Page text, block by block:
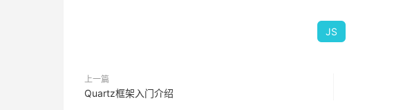
JS
上一篇
Quartz框架入门介绍